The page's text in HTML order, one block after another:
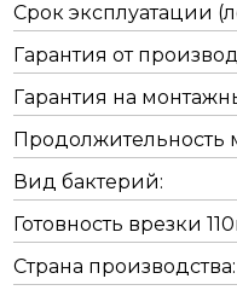
Срок эксплуатации
Гарантия от
Гарантия на
Продолжительность
Вид бактерий:
Готовность врезки
Страна производства: